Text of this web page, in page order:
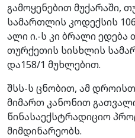
გამოყენებით მუქარაში,
სამართლის კოდექსის
ალი ი.-ს კი ბრალი
თურქეთის სისხლის
და158/1 მუხლებით.
შსს-ს ცნობით, ამ
მიმართ კანონით
წინასაექსტრადიციო
მიმდინარეობს.